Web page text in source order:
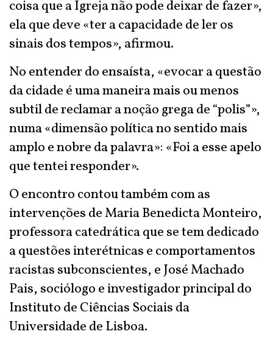
coisa que a Igreja não pode deixar de fazer»,
ela que deve «ter a capacidade de ler os
sinais dos tempos», afirmou.
No entender do ensaísta, «evocar a questão
da cidade é uma maneira mais ou menos
subtil de reclamar a noção grega de “polis”»,
numa «dimensão política no sentido mais
amplo e nobre da palavra»: «Foi a esse apelo
que tentei responder».
O encontro contou também com as
intervenções de Maria Benedicta Monteiro,
professora catedrática que se tem dedicado
a questões interétnicas e comportamentos
racistas subconscientes, e José Machado
Pais, sociólogo e investigador principal do
Instituto de Ciências Sociais da
Universidade de Lisboa.